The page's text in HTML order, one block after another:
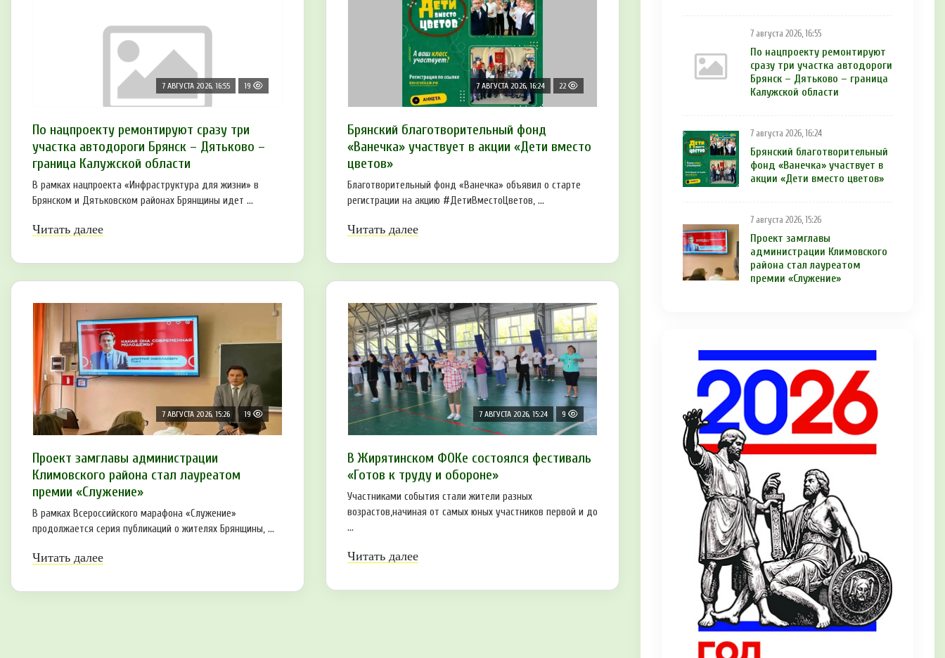
7 АВГУСТА 2026, 16:55 19
По нацпроекту ремонтируют сразу три
участка автодороги Брянск – Дятьково –
граница Калужской области
В рамках нацпроекта «Инфраструктура для жизни» в
Брянском и Дятьковском районах Брянщины идет ...
Читать далее
7 АВГУСТА 2026, 16:24 22
Брянский благотворительный фонд
«Ванечка» участвует в акции «Дети вместо
цветов»
Благотворительный фонд «Ванечка» объявил о старте
регистрации на акцию #ДетиВместоЦветов, ...
Читать далее
7 АВГУСТА 2026, 15:26 19
Проект замглавы администрации
Климовского района стал лауреатом
премии «Служение»
В рамках Всероссийского марафона «Служение»
продолжается серия публикаций о жителях Брянщины, ...
Читать далее
7 АВГУСТА 2026, 15:24 9
В Жирятинском ФОКе состоялся фестиваль
«Готов к труду и обороне»
Участниками события стали жители разных
возрастов,начиная от самых юных участников первой и до
...
Читать далее
7 августа 2026, 16:55
По нацпроекту ремонтируют
сразу три участка автодороги
Брянск – Дятьково – граница
Калужской области
7 августа 2026, 16:24
Брянский благотворительный
фонд «Ванечка» участвует в
акции «Дети вместо цветов»
7 августа 2026, 15:26
Проект замглавы
администрации Климовского
района стал лауреатом
премии «Служение»